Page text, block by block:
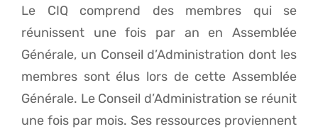
Le CIQ comprend des membres qui se
réunissent une fois par an en Assemblée
Générale, un Conseil d’Administration dont les
membres sont élus lors de cette Assemblée
Générale. Le Conseil d’Administration se réunit
une fois par mois. Ses ressources proviennent